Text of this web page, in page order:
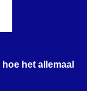
hoe het allemaal